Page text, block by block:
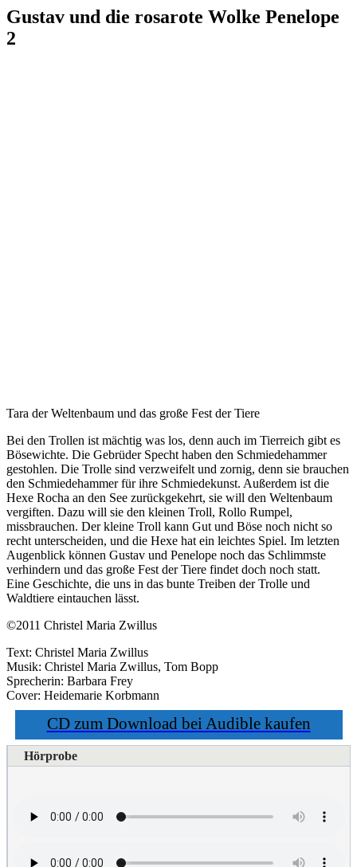
Gustav und die rosarote Wolke Penelope
2
Tara der Weltenbaum und das große Fest der Tiere
Bei den Trollen ist mächtig was los, denn auch im Tierreich gibt es
Bösewichte. Die Gebrüder Specht haben den Schmiedehammer
gestohlen. Die Trolle sind verzweifelt und zornig, denn sie brauchen
den Schmiedehammer für ihre Schmiedekunst. Außerdem ist die
Hexe Rocha an den See zurückgekehrt, sie will den Weltenbaum
vergiften. Dazu will sie den kleinen Troll, Rollo Rumpel,
missbrauchen. Der kleine Troll kann Gut und Böse noch nicht so
recht unterscheiden, und die Hexe hat ein leichtes Spiel. Im letzten
Augenblick können Gustav und Penelope noch das Schlimmste
verhindern und das große Fest der Tiere findet doch noch statt.
Eine Geschichte, die uns in das bunte Treiben der Trolle und
Waldtiere eintauchen lässt.
©2011 Christel Maria Zwillus
Text: Christel Maria Zwillus
Musik: Christel Maria Zwillus, Tom Bopp
Sprecherin: Barbara Frey
Cover: Heidemarie Korbmann
CD zum Download bei Audible kaufen
Hörprobe